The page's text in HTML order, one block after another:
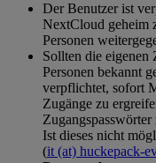
Der Benutzer ist
NextCloud geheim
Personen
Sollten die eigenen
Personen bekannt
verpflichtet, sofort
Zugänge zu
Zugangspasswörter
Ist dieses nicht
(it (at) huckepack-